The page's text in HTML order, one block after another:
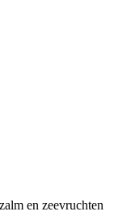
en zeevruchten